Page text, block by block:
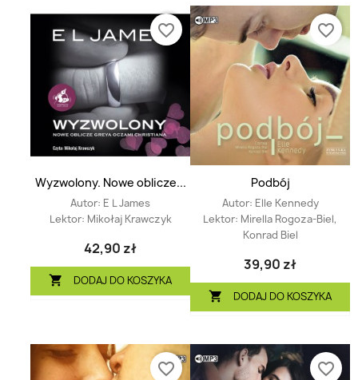
Wyzwolony. Nowe oblicze...
Autor: E L James
Lektor: Mikołaj Krawczyk
42,90 zł
 DODAJ DO KOSZYKA
favorite_border
Podbój
Autor: Elle Kennedy
Lektor: Mirella Rogoza-Biel,
Konrad Biel
39,90 zł
 DODAJ DO KOSZYKA
favorite_border
favorite_border favorite_border